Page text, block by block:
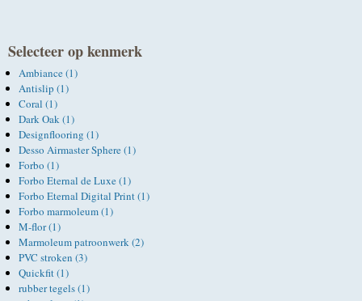
Selecteer op kenmerk
Ambiance (1)
Antislip (1)
Coral (1)
Dark Oak (1)
Designflooring (1)
Desso Airmaster Sphere (1)
Forbo (1)
Forbo Eternal de Luxe (1)
Forbo Eternal Digital Print (1)
Forbo marmoleum (1)
M-flor (1)
Marmoleum patroonwerk (2)
PVC stroken (3)
Quickfit (1)
rubber tegels (1)